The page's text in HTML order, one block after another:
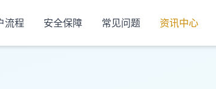
流程 安全保障 常见问题 资讯中心